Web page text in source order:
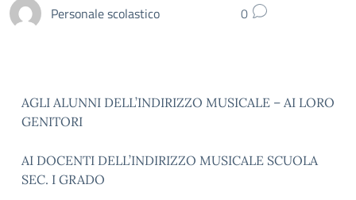
Personale scolastico 0
AGLI ALUNNI DELL’INDIRIZZO MUSICALE – AI LORO
GENITORI
AI DOCENTI DELL’INDIRIZZO MUSICALE SCUOLA
SEC. I GRADO